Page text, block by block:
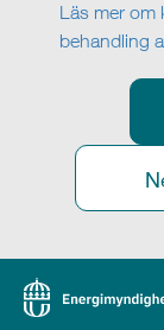
Läs mer om
behandling